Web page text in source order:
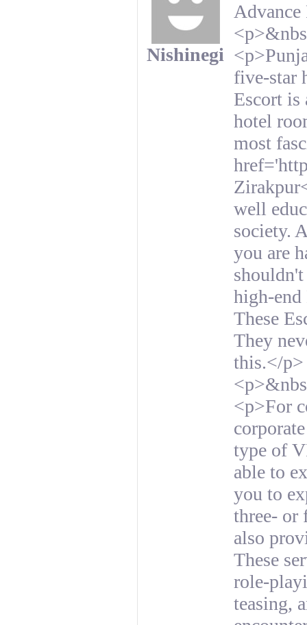
Nishinegi
five-star
Escort
hotel
most
well
society.
you are
high-end
These
They
this.</p>
<p>For
type of
able to
you to
three- or
also
These
role-
teasing,